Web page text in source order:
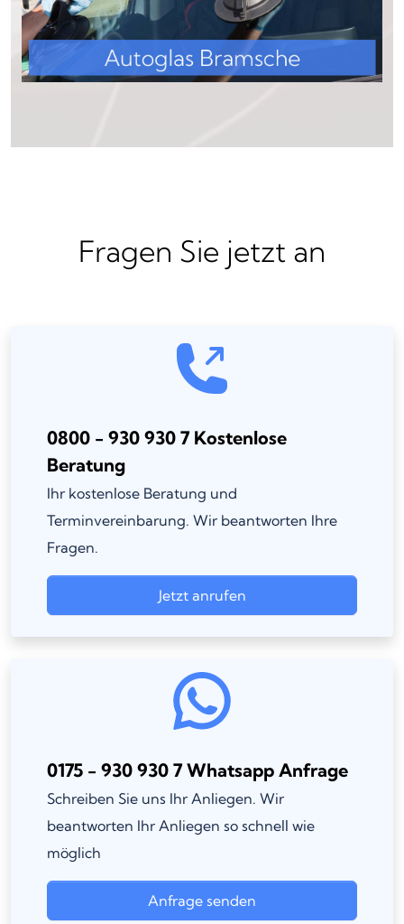
Fragen Sie jetzt an
0800 - 930 930 7 Kostenlose
Beratung
Ihr kostenlose Beratung und
Terminvereinbarung. Wir beantworten Ihre
Fragen.
Jetzt anrufen
0175 - 930 930 7 Whatsapp Anfrage
Schreiben Sie uns Ihr Anliegen. Wir
beantworten Ihr Anliegen so schnell wie
möglich
Anfrage senden